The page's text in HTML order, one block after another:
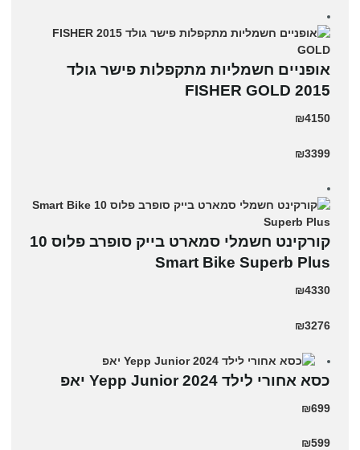
אופניים חשמליות מתקפלות פישר גולד
2015 FISHER GOLD
₪4150
₪3399
קורקינט חשמלי סמארט בייק סופרב פלוס 10
Smart Bike Superb Plus
₪4330
₪3276
כסא אחורי לילד Yepp Junior 2024 יאפ
₪699
₪599